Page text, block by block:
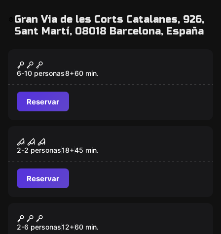
Gran Via de les Corts Catalanes, 926,
Sant Martí, 08018 Barcelona, España
Nuevo
Reclutas
6-10 personas8+60 min.
Reservar
Sinner
2-2 personas18+45 min.
Reservar
Ley Seca
2-6 personas12+60 min.